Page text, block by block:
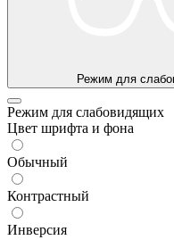
Режим для
Режим для слабовидящих
Цвет шрифта и фона
Обычный
Контрастный
Инверсия